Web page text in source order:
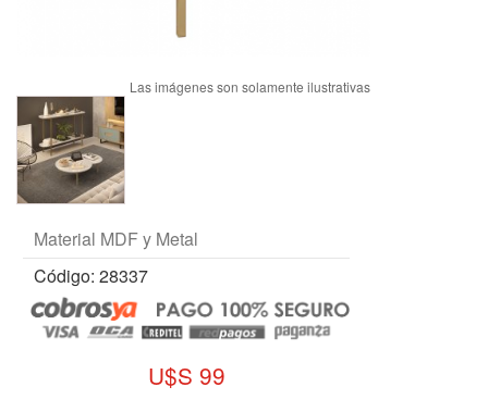
Material MDF y Metal
Código: 28337
U$S 99